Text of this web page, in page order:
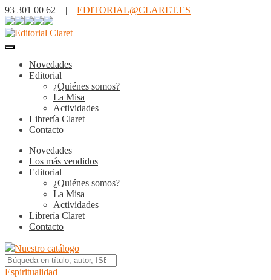
93 301 00 62 | EDITORIAL@CLARET.ES
Novedades
Editorial
¿Quiénes somos?
La Misa
Actividades
Librería Claret
Contacto
Novedades
Los más vendidos
Editorial
¿Quiénes somos?
La Misa
Actividades
Librería Claret
Contacto
Nuestro catálogo
Espiritualidad